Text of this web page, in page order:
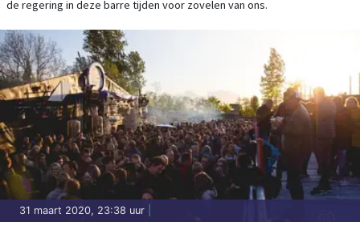
de regering in deze barre tijden voor zovelen van ons.
31 maart 2020, 23:38 uur